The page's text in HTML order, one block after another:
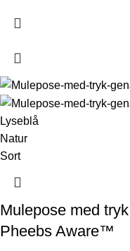
Lyseblå
Natur
Sort
Mulepose med
Pheebs Aware™